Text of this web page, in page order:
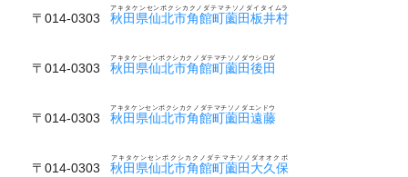
〒014-0303 秋田県仙北市角館町薗田板井村
アキタケンセンボクシカクノダテマチソノダイタイムラ
〒014-0303 秋田県仙北市角館町薗田後田
アキタケンセンボクシカクノダテマチソノダウシロダ
〒014-0303 秋田県仙北市角館町薗田遠藤
アキタケンセンボクシカクノダテマチソノダエンドウ
〒014-0303 秋田県仙北市角館町薗田大久保
アキタケンセンボクシカクノダテマチソノダオオクボ